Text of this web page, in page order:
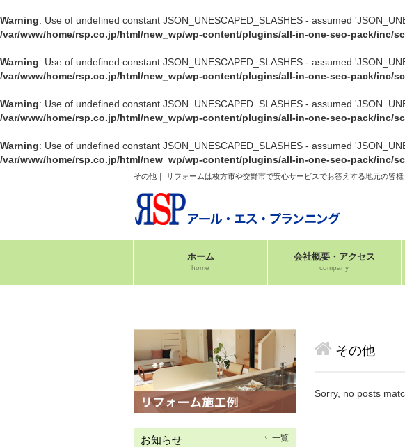
Warning: Use of undefined constant JSON_UNESCAPED_SLASHES - assumed
/var/www/home/rsp.co.jp/html/new_wp/wp-content/plugins/all-in-one-seo-pack/inc/
Warning: Use of undefined constant JSON_UNESCAPED_SLASHES - assumed
/var/www/home/rsp.co.jp/html/new_wp/wp-content/plugins/all-in-one-seo-pack/inc/
Warning: Use of undefined constant JSON_UNESCAPED_SLASHES - assumed
/var/www/home/rsp.co.jp/html/new_wp/wp-content/plugins/all-in-one-seo-pack/inc/
Warning: Use of undefined constant JSON_UNESCAPED_SLASHES - assumed
/var/www/home/rsp.co.jp/html/new_wp/wp-content/plugins/all-in-one-seo-pack/inc/
その他｜ リフォームは枚方市や交野市で安心サービスでお答えする地元の皆
ホーム
home
会社概要・アクセス
company
その他
Sorry, no posts
お知らせ 一覧